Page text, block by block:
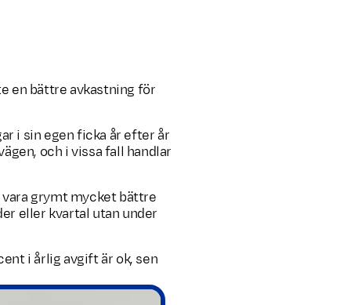
en bättre avkastning för
i sin egen ficka år efter år
och i vissa fall handlar
grymt mycket bättre
eller kvartal utan under
i årlig avgift är ok, sen